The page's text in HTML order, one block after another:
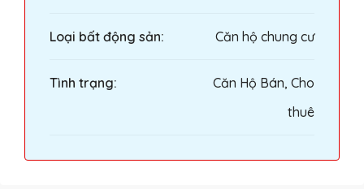
Loại bất động sản: Căn hộ chung cư
Tình trạng:
Căn Hộ Bán, Cho
thuê